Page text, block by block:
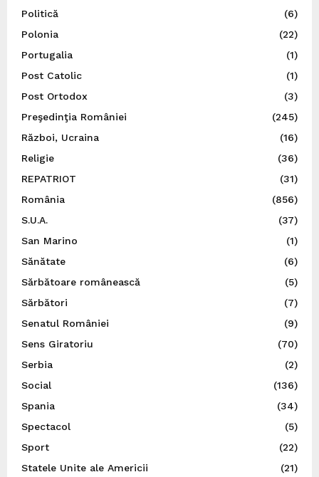
Politică
(6)
Polonia
(22)
Portugalia
(1)
Post Catolic
(1)
Post Ortodox
(3)
Preşedinţia României
(245)
Război, Ucraina
(16)
Religie
(36)
REPATRIOT
(31)
România
(856)
S.U.A.
(37)
San Marino
(1)
Sănătate
(6)
Sărbătoare românească
(5)
Sărbători
(7)
Senatul României
(9)
Sens Giratoriu
(70)
Serbia
(2)
Social
(136)
Spania
(34)
Spectacol
(5)
Sport
(22)
Statele Unite ale Americii
(21)